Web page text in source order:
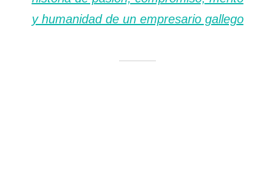
y humanidad de un empresario gallego